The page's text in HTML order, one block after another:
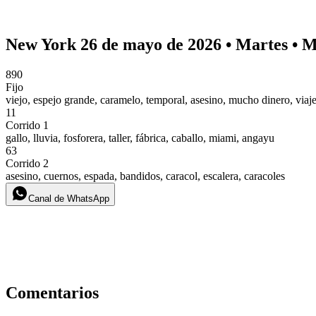
New York 26 de mayo de 2026 • Martes •
890
Fijo
viejo, espejo grande, caramelo, temporal, asesino, mucho dinero, viaje
11
Corrido 1
gallo, lluvia, fosforera, taller, fábrica, caballo, miami, angayu
63
Corrido 2
asesino, cuernos, espada, bandidos, caracol, escalera, caracoles
Canal de WhatsApp
Comentarios